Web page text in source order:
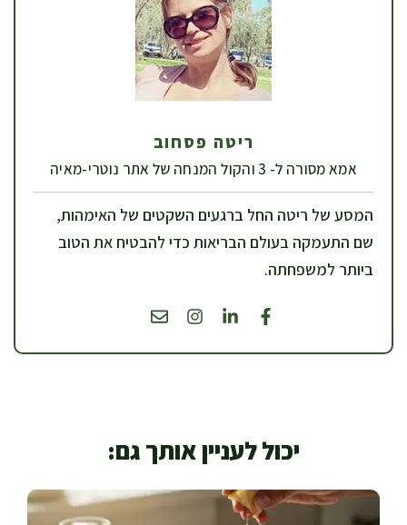
ריטה פסחוב
אמא מסורה ל- 3 והקול המנחה של אתר נוטרי-מאיה
המסע של ריטה החל ברגעים השקטים של האימהות,
שם התעמקה בעולם הבריאות כדי להבטיח את הטוב
ביותר למשפחתה.
יכול לעניין אותך גם: